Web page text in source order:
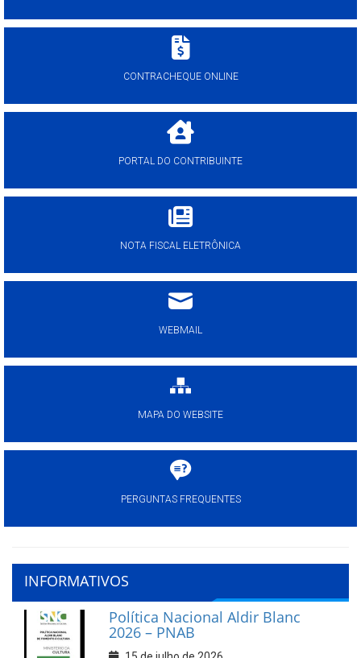
CONTRACHEQUE ONLINE
PORTAL DO CONTRIBUINTE
NOTA FISCAL ELETRÔNICA
WEBMAIL
MAPA DO WEBSITE
PERGUNTAS FREQUENTES
INFORMATIVOS
Política Nacional Aldir Blanc
2026 – PNAB